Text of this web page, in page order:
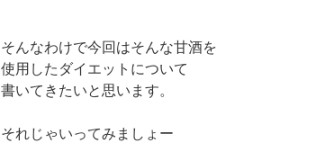
そんなわけで今回はそんな甘酒を
使用したダイエットについて
書いてきたいと思います。
それじゃいってみましょー